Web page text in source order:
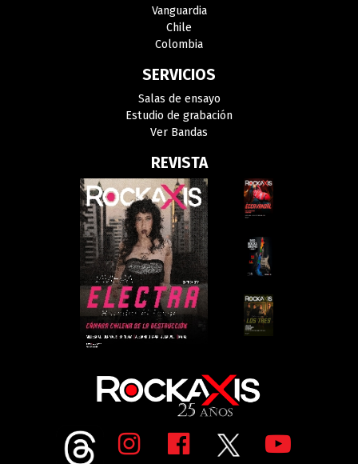
Vanguardia
Chile
Colombia
SERVICIOS
Salas de ensayo
Estudio de grabación
Ver Bandas
REVISTA